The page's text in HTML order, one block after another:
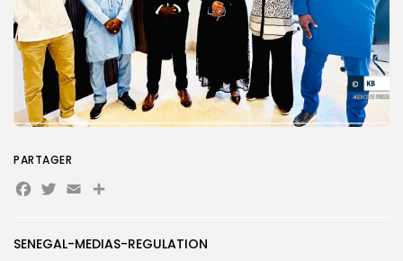
SENEGAL-MEDIAS-REGULATION
PARTAGER
Facebook
Twitter
EmailPartager